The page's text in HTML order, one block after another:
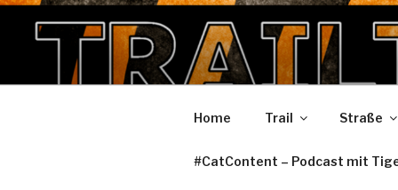
Zum
Inhalt
Home Trail Straße
#CatContent – Podcast mit